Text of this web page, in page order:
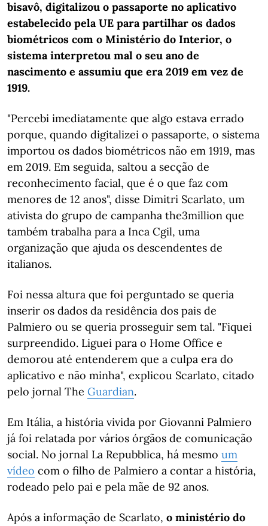
bisavô, digitalizou o passaporte no aplicativo
estabelecido pela UE para partilhar os dados
biométricos com o Ministério do Interior, o
sistema interpretou mal o seu ano de
nascimento e assumiu que era 2019 em vez de
1919.
"Percebi imediatamente que algo estava errado
porque, quando digitalizei o passaporte, o sistema
importou os dados biométricos não em 1919, mas
em 2019. Em seguida, saltou a secção de
reconhecimento facial, que é o que faz com
menores de 12 anos", disse Dimitri Scarlato, um
ativista do grupo de campanha the3million que
também trabalha para a Inca Cgil, uma
organização que ajuda os descendentes de
italianos.
Foi nessa altura que foi perguntado se queria
inserir os dados da residência dos pais de
Palmiero ou se queria prosseguir sem tal. "Fiquei
surpreendido. Liguei para o Home Office e
demorou até entenderem que a culpa era do
aplicativo e não minha", explicou Scarlato, citado
pelo jornal The Guardian.
Em Itália, a história vivida por Giovanni Palmiero
já foi relatada por vários órgãos de comunicação
social. No jornal La Repubblica, há mesmo um
vídeo com o filho de Palmiero a contar a história,
rodeado pelo pai e pela mãe de 92 anos.
Após a informação de Scarlato, o ministério do